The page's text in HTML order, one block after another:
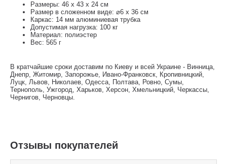
Размеры: 46 x 43 x 24 см
Размер в сложенном виде: ⌀6 x 36 см
Каркас: 14 мм алюминиевая трубка
Допустимая нагрузка: 100 кг
Материал: полиэстер
Вес: 565 г
В кратчайшие сроки доставим по Киеву и всей Украине - Винница,
Днепр, Житомир, Запорожье, Ивано-Франковск, Кропивницкий,
Луцк, Львов, Николаев, Одесса, Полтава, Ровно, Сумы,
Тернополь, Ужгород, Харьков, Херсон, Хмельницкий, Черкассы,
Чернигов, Черновцы.
Отзывы покупателей